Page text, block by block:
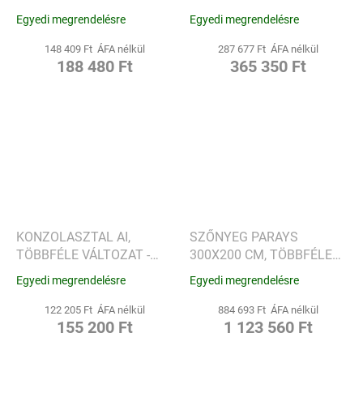
Egyedi megrendelésre
148 409 Ft ÁFA nélkül
188 480 Ft
Egyedi megrendelésre
287 677 Ft ÁFA nélkül
365 350 Ft
KONZOLASZTAL AI,
TÖBBFÉLE VÁLTOZAT -
KARTELL
Egyedi megrendelésre
122 205 Ft ÁFA nélkül
155 200 Ft
SZŐNYEG PARAYS
300X200 CM, TÖBBFÉLE
VÁLTOZAT - KARTELL
Egyedi megrendelésre
884 693 Ft ÁFA nélkül
1 123 560 Ft